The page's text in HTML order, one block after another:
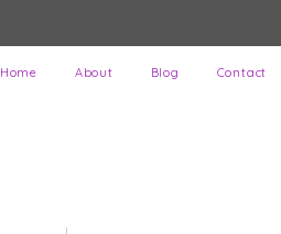
Home About Blog Contact